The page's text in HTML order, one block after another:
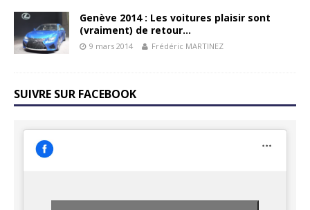
Genève 2014 : Les voitures plaisir sont
(vraiment) de retour…
9 mars 2014 Frédéric MARTINEZ
SUIVRE SUR FACEBOOK